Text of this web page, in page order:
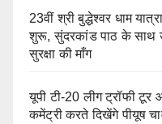
23वीं श्री बुद्धेश्वर धाम
शुरू, सुंदरकांड पाठ के साथ
सुरक्षा की माँग
यूपी टी-20 लीग ट्रॉफी
कमेंट्री करते दिखेंगे पीयूष